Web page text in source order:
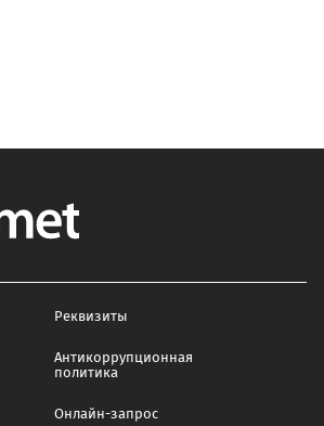
Реквизиты
Антикоррупционная
политика
Онлайн-запрос